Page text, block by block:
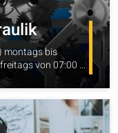
montags bis
von 07:00 -
zum Angebot